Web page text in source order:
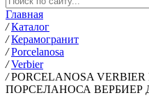
Главная
/ Каталог
/ Керамогранит
/ Porcelanosa
/ Verbier
/ PORCELANOSA VERBIER
ПОРCЕЛАНОСА ВЕРБИЕР